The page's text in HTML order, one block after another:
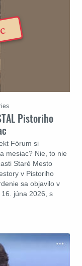
Pistoriho
Fórum si
mesiac? Nie, to nie
Staré Mesto
v Pistoriho
sa objavilo v
júna 2026, s